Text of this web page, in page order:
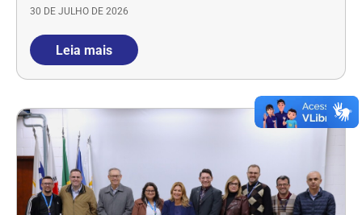
30 DE JULHO DE 2026
Leia mais